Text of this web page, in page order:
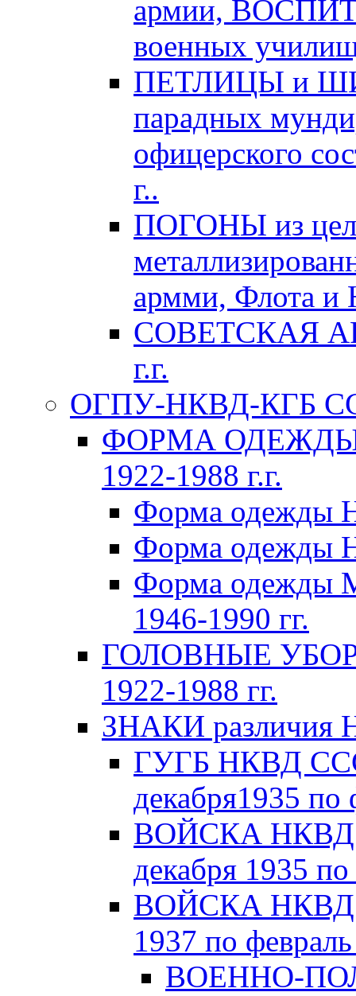
армии,
военных
ПЕТЛИЦЫ и
парадных
офицерского
г..
ПОГОНЫ из
армми, Флота и
СОВЕТСКАЯ
г.г.
ОГПУ-НКВД-КГБ
ФОРМА ОДЕЖДЫ
1922-1988 г.г.
Форма одежды
Форма одежды
Форма
1946-1990 гг.
ГОЛОВНЫЕ
1922-1988 гг.
ЗНАКИ различия
ГУГБ НКВД
декабря1935 по
ВОЙСКА НКВД
декабря 1935
ВОЙСКА НКВД
1937 по
ВОЕННО-